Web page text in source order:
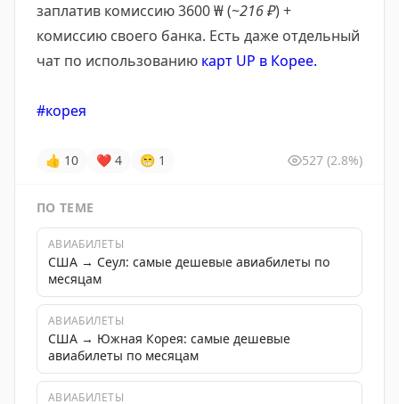
заплатив комиссию 3600 ₩ (~216 ₽) +
комиссию своего банка. Есть даже отдельный
чат по использованию карт UP в Корее.
#корея
👍 10 ❤ 4 😁 1 527 (2.8%)
ПО ТЕМЕ
АВИАБИЛЕТЫ
США → Сеул: самые дешевые авиабилеты по
месяцам
АВИАБИЛЕТЫ
США → Южная Корея: самые дешевые
авиабилеты по месяцам
АВИАБИЛЕТЫ